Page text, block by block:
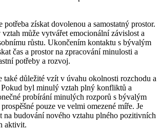
získat dovolenou a samostatný prostor.
může vytvářet emocionální závislost a
růstu. Ukončením kontaktu s bývalým
čas a prostor na zpracování minulosti a
potřeby a rozvoj.
také důležité vzít v úvahu okolnosti rozchodu a
byl minulý vztah plný konfliktů a
probírání minulých rozporů s bývalým
pouze ve velmi omezené míře. Je
na budování nového vztahu plného pozitivních
aktivit.